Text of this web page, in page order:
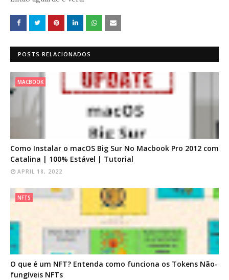
POSTS RELACIONADOS
MACBOOK
Como Instalar o macOS Big Sur No Macbook Pro 2012 com
Catalina | 100% Estável | Tutorial
APRIL 18, 2022
NFTS
O que é um NFT? Entenda como funciona os Tokens Não-
fungíveis NFTs